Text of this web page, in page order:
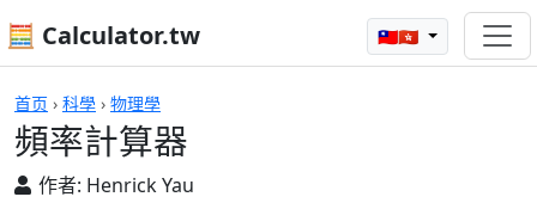
🧮 Calculator.tw 🇹🇼🇭🇰
首页 › 科學 › 物理學
頻率計算器
作者: Henrick Yau
頻率計算器